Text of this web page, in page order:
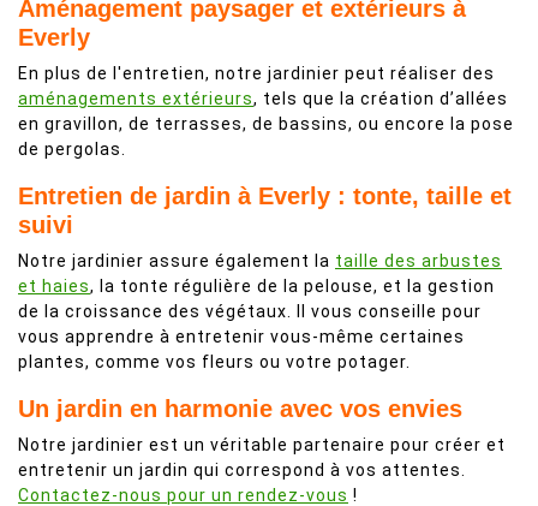
Aménagement paysager et extérieurs à
Everly
En plus de l'entretien, notre jardinier peut réaliser des
aménagements extérieurs, tels que la création d’allées
en gravillon, de terrasses, de bassins, ou encore la pose
de pergolas.
Entretien de jardin à Everly : tonte, taille et
suivi
Notre jardinier assure également la taille des arbustes
et haies, la tonte régulière de la pelouse, et la gestion
de la croissance des végétaux. Il vous conseille pour
vous apprendre à entretenir vous-même certaines
plantes, comme vos fleurs ou votre potager.
Un jardin en harmonie avec vos envies
Notre jardinier est un véritable partenaire pour créer et
entretenir un jardin qui correspond à vos attentes.
Contactez-nous pour un rendez-vous !